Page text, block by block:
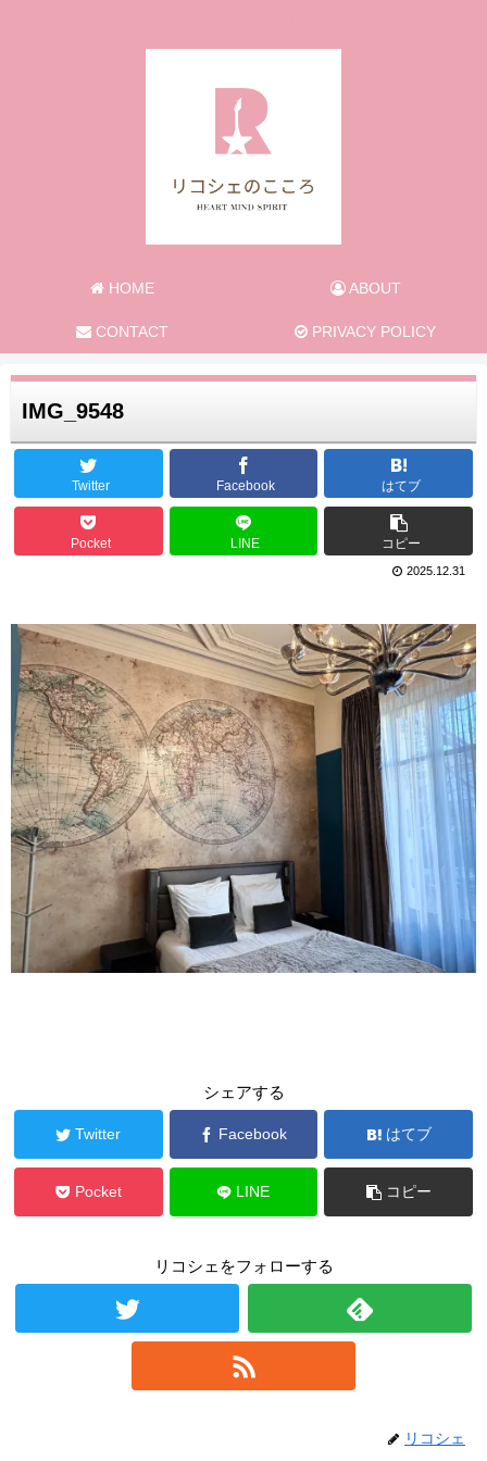
HOME ABOUT
CONTACT PRIVACY POLICY
IMG_9548
Twitter Facebook はてブ
Pocket LINE コピー
2025.12.31
シェアする
Twitter Facebook はてブ
Pocket LINE コピー
リコシェをフォローする
リコシェ